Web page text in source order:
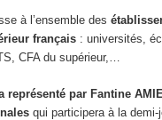
à l’ensemble des
français: universités,
CFA du supérieur,…
représenté par Fantine
qui participera à la demi-